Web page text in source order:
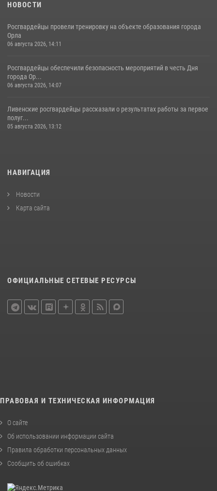
НОВОСТИ
Росгвардейцы провели тренировку на объекте образования города
Орла
06 августа 2026, 14:11
Росгвардейцы обеспечили безопасность мероприятий в честь Дня
города Ор...
06 августа 2026, 14:07
Ливенские росгвардейцы рассказали о результатах работы за первое
полуг...
05 августа 2026, 13:12
НАВИГАЦИЯ
Новости
Карта сайта
ОФИЦИАЛЬНЫЕ СЕТЕВЫЕ РЕСУРСЫ
ПРАВОВАЯ И ТЕХНИЧЕСКАЯ ИНФОРМАЦИЯ
О сайте
Об использовании информации сайта
Правила обработки персональных данных
Сообщить об ошибках